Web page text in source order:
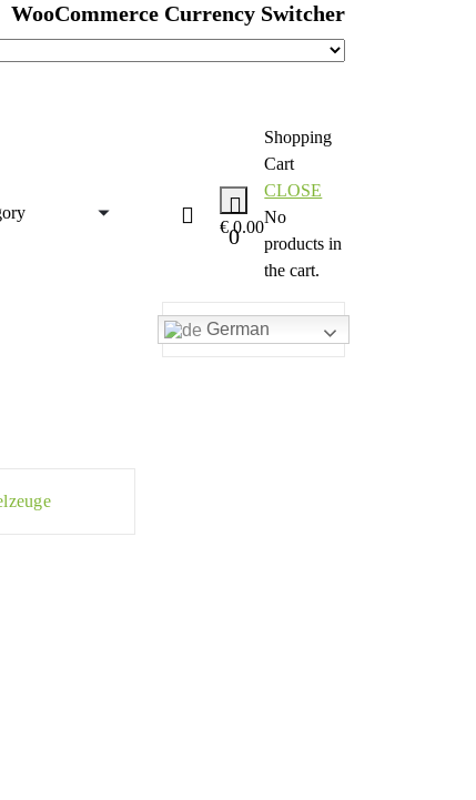
WooCommerce Currency Switcher
0
€0.00
Shopping
Cart
CLOSE
No
products in
the cart.
German